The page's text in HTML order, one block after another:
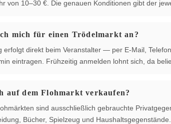
von 10–30 €. Die genauen Konditionen gibt der
mich für einen Trödelmarkt an?
erfolgt direkt beim Veranstalter — per E-Mail,
eintragen. Frühzeitig anmelden lohnt sich, da
auf dem Flohmarkt verkaufen?
sind ausschließlich gebrauchte
Bücher, Spielzeug und